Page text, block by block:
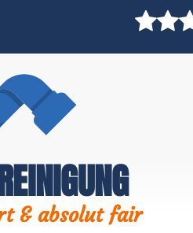
& absolut fair